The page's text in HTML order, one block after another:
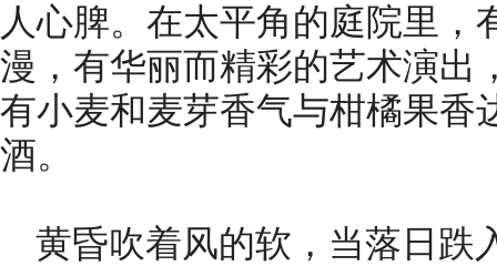
人心脾。在太平角的庭院里，
漫，有华丽而精彩的艺术演出
有小麦和麦芽香气与柑橘果香
酒。
黄昏吹着风的软，当落日跌